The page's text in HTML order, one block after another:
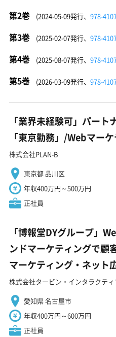
第2巻 (2024-05-09発行、 978-
第3巻 (2025-02-07発行、 978-
第4巻 (2025-08-07発行、 978-
第5巻 (2026-03-09発行、 978-
「業界未経験可」パー
「東京勤務」/Webマー
株式会社PLAN-B
東京都 品川区
年収400万円～500万円
正社員
「博報堂DYグループ」
ンドマーケティングで顧
マーケティング・ネット
株式会社タービン・インタラクテ
愛知県 名古屋市
年収400万円～600万円
正社員